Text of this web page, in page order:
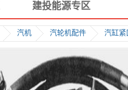
建投能源专区
汽机 汽轮机配件 汽缸紧